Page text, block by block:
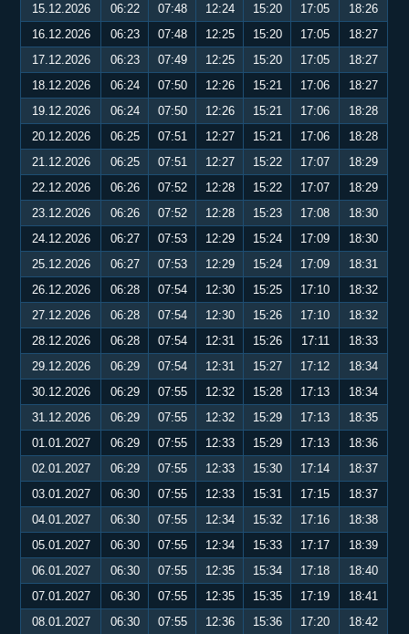
15.12.2026
06:22 07:48 12:24 15:20 17:05
18:26
16.12.2026
06:23 07:48 12:25 15:20 17:05
18:27
17.12.2026
06:23 07:49 12:25 15:20 17:05
18:27
18.12.2026
06:24 07:50 12:26 15:21 17:06
18:27
19.12.2026
06:24 07:50 12:26 15:21 17:06
18:28
20.12.2026
06:25 07:51 12:27 15:21 17:06
18:28
21.12.2026
06:25 07:51 12:27 15:22 17:07
18:29
22.12.2026
06:26 07:52 12:28 15:22 17:07
18:29
23.12.2026
06:26 07:52 12:28 15:23 17:08
18:30
24.12.2026
06:27 07:53 12:29 15:24 17:09
18:30
25.12.2026
06:27 07:53 12:29 15:24 17:09
18:31
26.12.2026
06:28 07:54 12:30 15:25 17:10
18:32
27.12.2026
06:28 07:54 12:30 15:26 17:10
18:32
28.12.2026
06:28 07:54 12:31 15:26 17:11
18:33
29.12.2026
06:29 07:54 12:31 15:27 17:12
18:34
30.12.2026
06:29 07:55 12:32 15:28 17:13
18:34
31.12.2026
06:29 07:55 12:32 15:29 17:13
18:35
01.01.2027
06:29 07:55 12:33 15:29 17:13
18:36
02.01.2027
06:29 07:55 12:33 15:30 17:14
18:37
03.01.2027
06:30 07:55 12:33 15:31 17:15
18:37
04.01.2027
06:30 07:55 12:34 15:32 17:16
18:38
05.01.2027
06:30 07:55 12:34 15:33 17:17
18:39
06.01.2027
06:30 07:55 12:35 15:34 17:18
18:40
07.01.2027
06:30 07:55 12:35 15:35 17:19
18:41
08.01.2027
06:30 07:55 12:36 15:36 17:20
18:42